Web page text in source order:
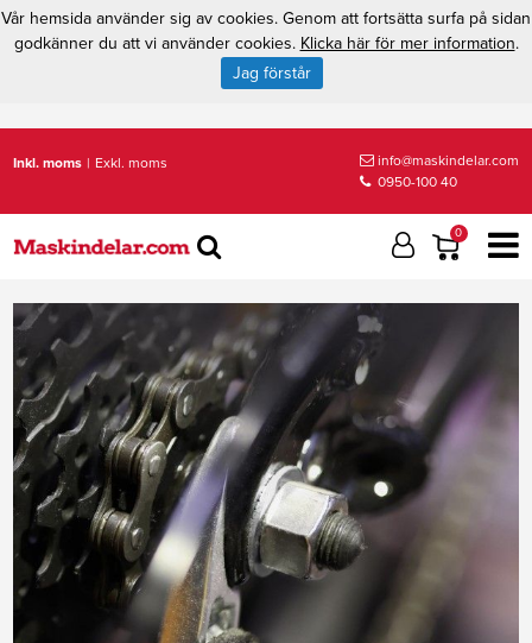
Inkl. moms | Exkl. moms
info@maskindelar.com
0950-100 40
0
Vår hemsida använder sig av cookies. Genom att fortsätta surfa på sidan
godkänner du att vi använder cookies. Klicka här för mer information.
Jag förstår